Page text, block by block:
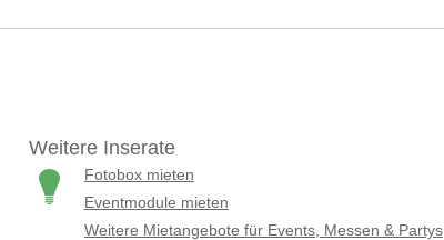
Weitere Inserate
Fotobox mieten
Eventmodule mieten
Weitere Mietangebote für Events, Messen & Partys